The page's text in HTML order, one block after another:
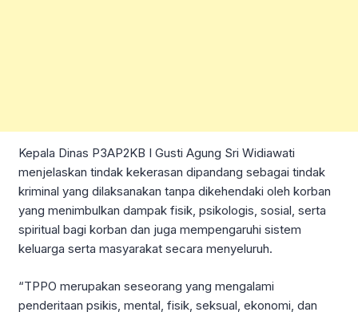
Kepala Dinas P3AP2KB I Gusti Agung Sri Widiawati
menjelaskan tindak kekerasan dipandang sebagai tindak
kriminal yang dilaksanakan tanpa dikehendaki oleh korban
yang menimbulkan dampak fisik, psikologis, sosial, serta
spiritual bagi korban dan juga mempengaruhi sistem
keluarga serta masyarakat secara menyeluruh.
“TPPO merupakan seseorang yang mengalami
penderitaan psikis, mental, fisik, seksual, ekonomi, dan